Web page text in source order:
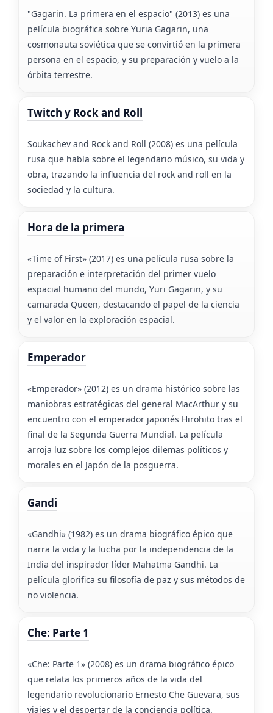
"Gagarin. La primera en el espacio" (2013) es una
película biográfica sobre Yuria Gagarin, una
cosmonauta soviética que se convirtió en la primera
persona en el espacio, y su preparación y vuelo a la
órbita terrestre.
Twitch y Rock and Roll
Soukachev and Rock and Roll (2008) es una película
rusa que habla sobre el legendario músico, su vida y
obra, trazando la influencia del rock and roll en la
sociedad y la cultura.
Hora de la primera
«Time of First» (2017) es una película rusa sobre la
preparación e interpretación del primer vuelo
espacial humano del mundo, Yuri Gagarin, y su
camarada Queen, destacando el papel de la ciencia
y el valor en la exploración espacial.
Emperador
«Emperador» (2012) es un drama histórico sobre las
maniobras estratégicas del general MacArthur y su
encuentro con el emperador japonés Hirohito tras el
final de la Segunda Guerra Mundial. La película
arroja luz sobre los complejos dilemas políticos y
morales en el Japón de la posguerra.
Gandi
«Gandhi» (1982) es un drama biográfico épico que
narra la vida y la lucha por la independencia de la
India del inspirador líder Mahatma Gandhi. La
película glorifica su filosofía de paz y sus métodos de
no violencia.
Che: Parte 1
«Che: Parte 1» (2008) es un drama biográfico épico
que relata los primeros años de la vida del
legendario revolucionario Ernesto Che Guevara, sus
viajes y el despertar de la conciencia política.